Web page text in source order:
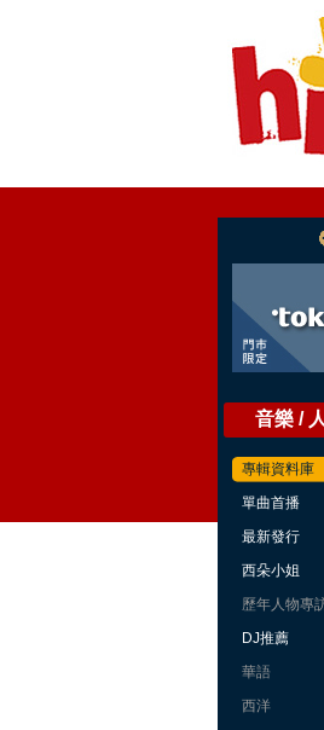
音樂 /
專輯資料庫
單曲首播
最新發行
西朵小姐
歷年人物專
DJ推薦
華語
西洋